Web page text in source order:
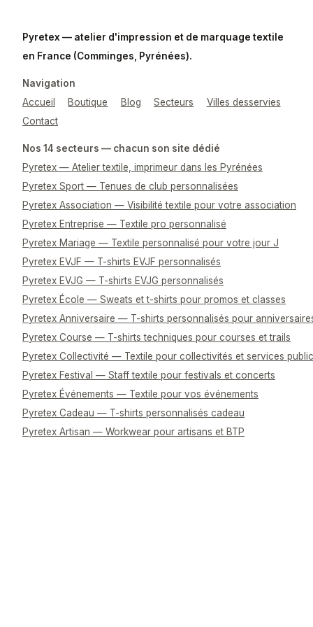
Pyretex — atelier d'impression et de marquage textile
en France (Comminges, Pyrénées).
Navigation
Accueil
Boutique Blog Secteurs
Villes desservies
Contact
Nos 14 secteurs — chacun son site dédié
Pyretex — Atelier textile, imprimeur dans les Pyrénées
Pyretex Sport — Tenues de club personnalisées
Pyretex Association — Visibilité textile pour votre association
Pyretex Entreprise — Textile pro personnalisé
Pyretex Mariage — Textile personnalisé pour votre jour J
Pyretex EVJF — T-shirts EVJF personnalisés
Pyretex EVJG — T-shirts EVJG personnalisés
Pyretex École — Sweats et t-shirts pour promos et classes
Pyretex Anniversaire — T-shirts personnalisés pour
Pyretex Course — T-shirts techniques pour courses et trails
Pyretex Collectivité — Textile pour collectivités et services
Pyretex Festival — Staff textile pour festivals et concerts
Pyretex Événements — Textile pour vos événements
Pyretex Cadeau — T-shirts personnalisés cadeau
Pyretex Artisan — Workwear pour artisans et BTP